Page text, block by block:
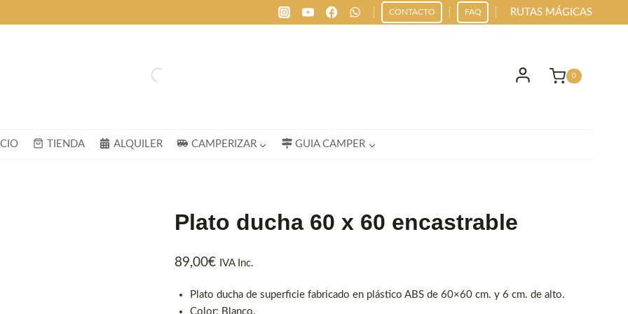
CONTACTO FAQ RUTAS MÁGICAS
0
TIENDA ALQUILER CAMPERIZAR GUIA CAMPER
Plato ducha 60 x 60 encastrable
89,00€ IVA Inc.
Plato ducha de superficie fabricado en plástico ABS de 60×60 cm. y 6 cm. de alto.
Color: Blanco.